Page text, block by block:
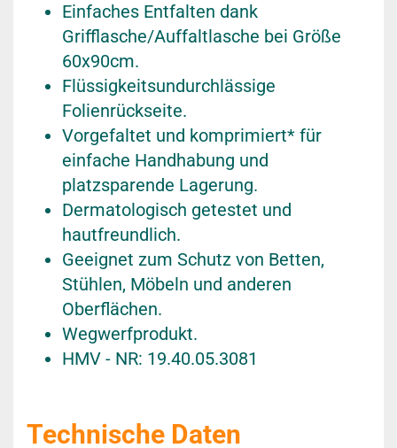
Einfaches Entfalten dank
Grifflasche/Auffaltlasche bei Größe
60x90cm.
Flüssigkeitsundurchlässige
Folienrückseite.
Vorgefaltet und komprimiert* für
einfache Handhabung und
platzsparende Lagerung.
Dermatologisch getestet und
hautfreundlich.
Geeignet zum Schutz von Betten,
Stühlen, Möbeln und anderen
Oberflächen.
Wegwerfprodukt.
HMV - NR: 19.40.05.3081
Technische Daten